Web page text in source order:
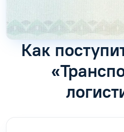
Как